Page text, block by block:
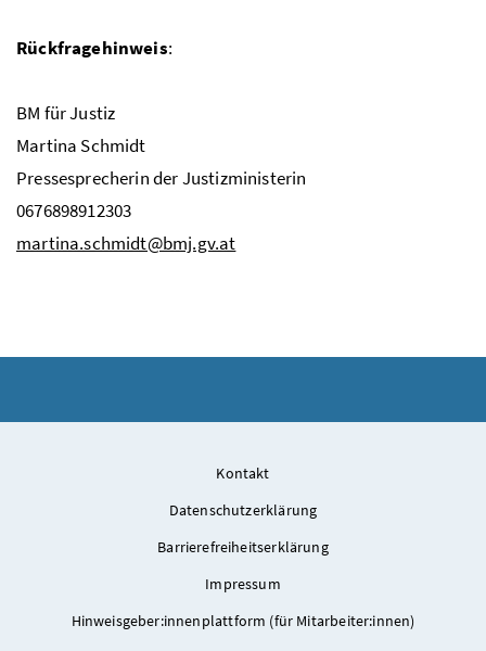
Rückfragehinweis:
BM für Justiz
Martina Schmidt
Pressesprecherin der Justizministerin
0676898912303
martina.schmidt@bmj.gv.at
Kontakt
Datenschutzerklärung
Barrierefreiheitserklärung
Impressum
Hinweisgeber:innenplattform (für Mitarbeiter:innen)